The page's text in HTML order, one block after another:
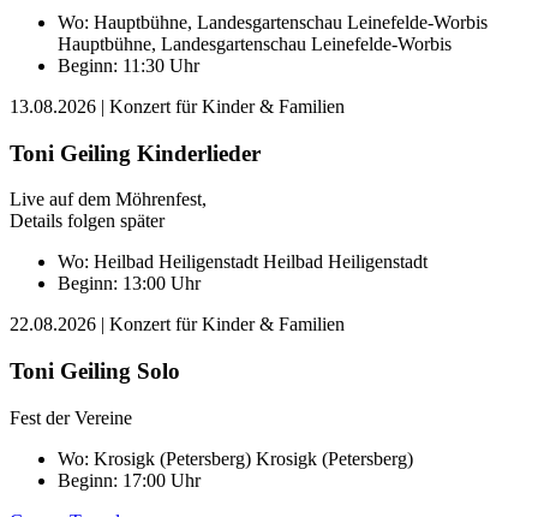
Wo: Hauptbühne, Landesgartenschau Leinefelde-Worbis
Hauptbühne, Landesgartenschau Leinefelde-Worbis
Beginn: 11:30 Uhr
13.08.2026 | Konzert für Kinder & Familien
Toni Geiling Kinderlieder
Live auf dem Möhrenfest,
Details folgen später
Wo: Heilbad Heiligenstadt Heilbad Heiligenstadt
Beginn: 13:00 Uhr
22.08.2026 | Konzert für Kinder & Familien
Toni Geiling Solo
Fest der Vereine
Wo: Krosigk (Petersberg) Krosigk (Petersberg)
Beginn: 17:00 Uhr